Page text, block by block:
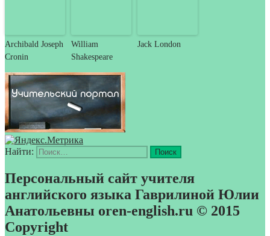
Archibald Joseph
Cronin
William
Shakespeare
Jack London
Найти:
Персональный сайт учителя
английского языка Гаврилиной Юлии
Анатольевны oren-english.ru © 2015
Copyright